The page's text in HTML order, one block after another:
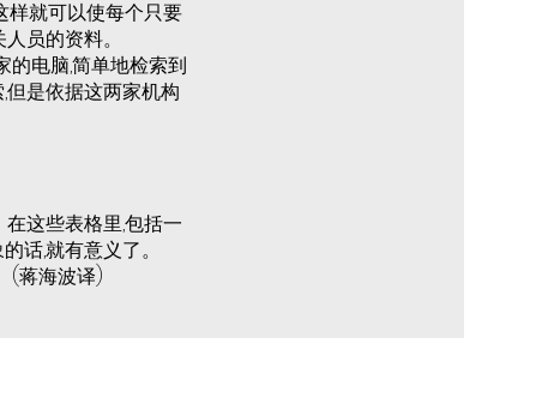
样就可以使每个只要
员的资料。
的电脑,简单地检索到
是依据这两家机构
在这些表格里,包括一
话,就有意义了。
(蒋海波译)